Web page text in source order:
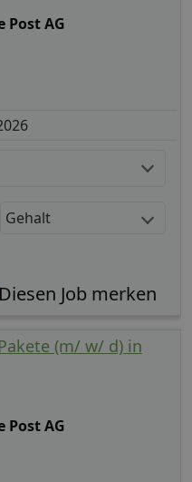
Post AG
Gehalt
(m/ w/ d) in
Post AG